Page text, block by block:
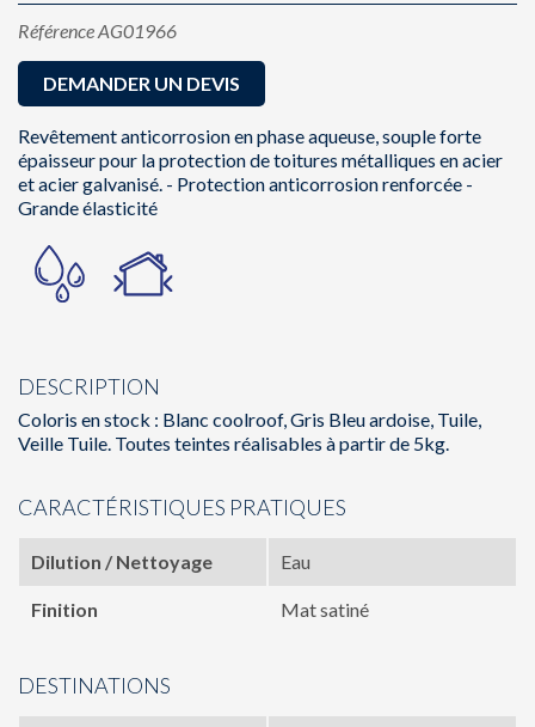
RéférenceAG01966
DEMANDER UN DEVIS
Revêtement anticorrosion en phase aqueuse, souple forte
épaisseur pour la protection de toitures métalliques en acier
et acier galvanisé. - Protection anticorrosion renforcée -
Grande élasticité
DESCRIPTION
Coloris en stock : Blanc coolroof, Gris Bleu ardoise, Tuile,
Veille Tuile. Toutes teintes réalisables à partir de 5kg.
CARACTÉRISTIQUES PRATIQUES
Dilution / Nettoyage Eau
Finition Mat satiné
DESTINATIONS